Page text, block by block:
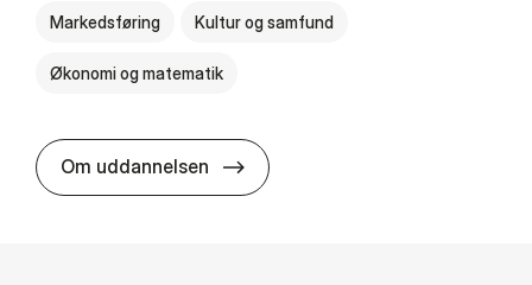
Markedsføring Kultur og samfund
Økonomi og matematik
Om uddannelsen HA i mar­keds- og kul­tu­r­a­na­ly­se